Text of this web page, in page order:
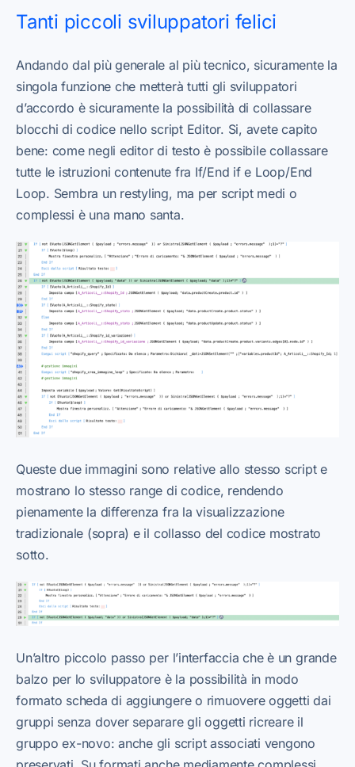
Tanti piccoli sviluppatori felici
Andando dal più generale al più tecnico, sicuramente la
singola funzione che metterà tutti gli sviluppatori
d’accordo è sicuramente la possibilità di collassare
blocchi di codice nello script Editor. Si, avete capito
bene: come negli editor di testo è possibile collassare
tutte le istruzioni contenute fra If/End if e Loop/End
Loop. Sembra un restyling, ma per script medi o
complessi è una mano santa.
Queste due immagini sono relative allo stesso script e
mostrano lo stesso range di codice, rendendo
pienamente la differenza fra la visualizzazione
tradizionale (sopra) e il collasso del codice mostrato
sotto.
Un’altro piccolo passo per l’interfaccia che è un grande
balzo per lo sviluppatore è la possibilità in modo
formato scheda di aggiungere o rimuovere oggetti dai
gruppi senza dover separare gli oggetti ricreare il
gruppo ex-novo: anche gli script associati vengono